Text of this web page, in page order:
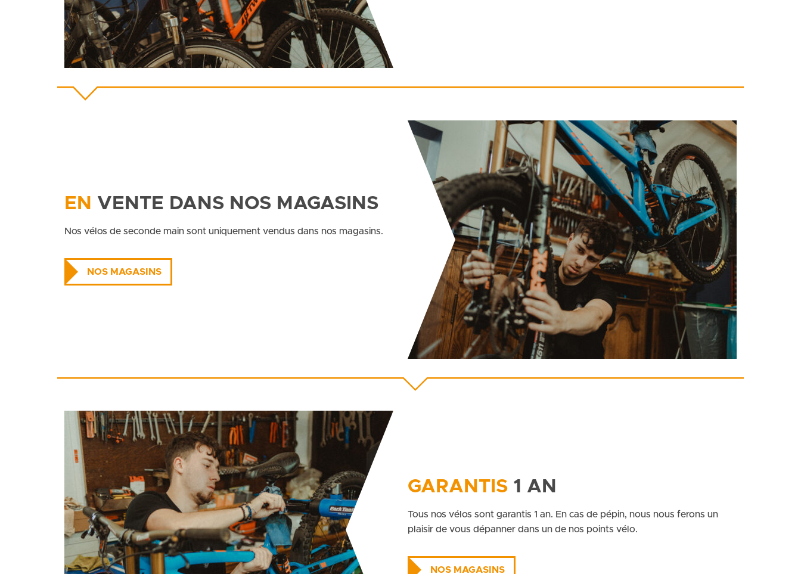
EN VENTE DANS NOS MAGASINS
Nos vélos de seconde main sont uniquement vendus dans nos magasins.
NOS MAGASINS
GARANTIS 1 AN
Tous nos vélos sont garantis 1 an. En cas de pépin, nous nous ferons un
plaisir de vous dépanner dans un de nos points vélo.
NOS MAGASINS